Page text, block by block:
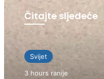
Čitajte sljedeće
Svijet
3 hours ranije